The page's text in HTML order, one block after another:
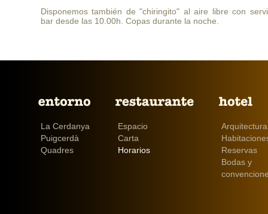
Disponemos también de "chiringito" al aire libre con
bar desde las 10.00h. Copas durante la noche.
La Cerdanya
Puigcerdà
Quadres
Espacio
Carta
Horarios
Arquitectura
Reservas
Bodas y